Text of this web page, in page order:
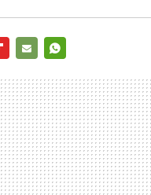
MAIL